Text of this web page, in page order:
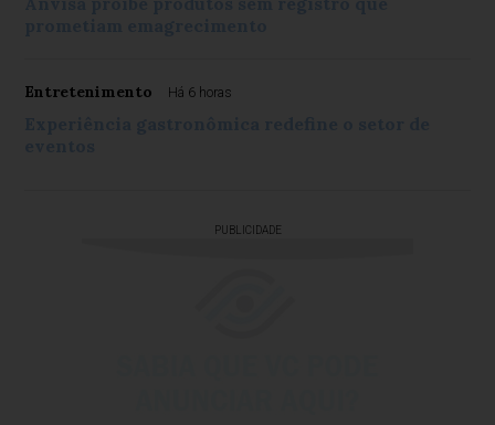
Entretenimento Há 6 horas
PUBLICIDADE